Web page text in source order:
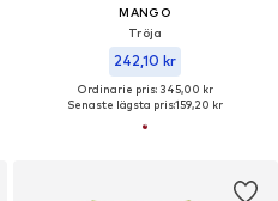
MANGO
Tröja
242,10 kr
Ordinarie pris: 345,00 kr
Senaste lägsta pris:159,20 kr